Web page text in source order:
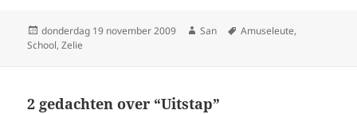
Geplaatst
op
donderdag 19 november 2009 Auteur
San Tags
Amuseleute,
School,Zelie
2 gedachten over “Uitstap”